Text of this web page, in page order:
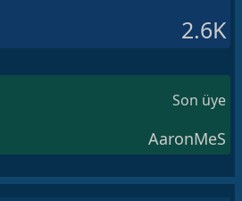
2.6K
Son üye
AaronMeS